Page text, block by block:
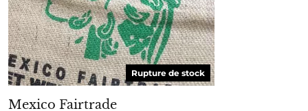
Rupture de stock
Mexico Fairtrade